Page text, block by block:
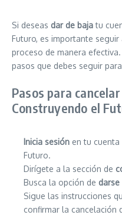
Si deseas dar de bajatu
Futuro, es importante
proceso de manera
pasos que debes seguir
Pasos para
Construyendo el
Inicia sesión en tu cuenta
Futuro.
Dirígete a la sección de
Busca la opción de darse
Sigue las instrucciones
confirmar la cancelación